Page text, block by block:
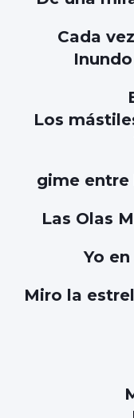
Cada
Los
gime entre
Las Olas
Yo
Miro la